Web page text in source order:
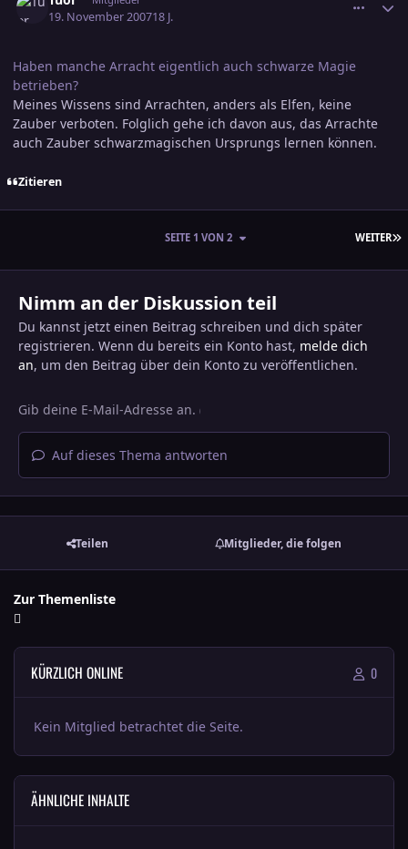
19. November 200718 J.
Haben manche Arracht eigentlich auch schwarze Magie
betrieben?
Meines Wissens sind Arrachten, anders als Elfen, keine
Zauber verboten. Folglich gehe ich davon aus, das Arrachte
auch Zauber schwarzmagischen Ursprungs lernen können.
Zitieren
WEITER
SEITE 1 VON 2
Nimm an der Diskussion teil
Du kannst jetzt einen Beitrag schreiben und dich später
registrieren. Wenn du bereits ein Konto hast, melde dich
an, um den Beitrag über dein Konto zu veröffentlichen.
Auf dieses Thema antworten
Teilen Mitglieder, die folgen
Zur Themenliste
KÜRZLICH ONLINE 0
Kein Mitglied betrachtet die Seite.
ÄHNLICHE INHALTE